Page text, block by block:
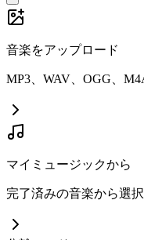
音楽をアップロード
MP3、WAV、OGG、
マイミュージックから
完了済みの音楽から選択